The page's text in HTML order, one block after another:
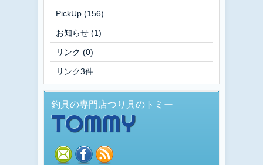
PickUp (156)
お知らせ (1)
リンク (0)
リンク3件
釣具の専門店つり具のトミー
TOMMY
mail facebook